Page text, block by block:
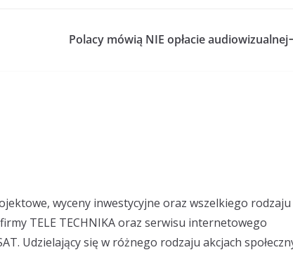
Polacy mówią NIE opłacie audiowizualnej
wyceny inwestycyjne oraz wszelkiego rodzaju
TELE TECHNIKA oraz serwisu internetowego
Udzielający się w różnego rodzaju akcjach